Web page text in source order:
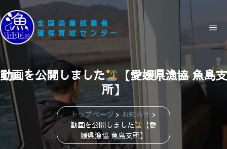
ン
テ
ン
ツ
へ
キ
ッ
メ
ニ
ー
動画を公開しました
【愛媛県漁協 魚島支
所】
トップページ > お知らせ >
動画を公開しました
【愛
媛県漁協 魚島支所】